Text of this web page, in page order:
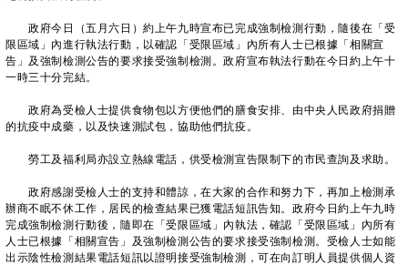
政府今日（五月六日）約上午九時宣布已完成強制檢測行動，隨後在「受
限區域」內進行執法行動，以確認「受限區域」內所有人士已根據「相關宣
告」及強制檢測公告的要求接受強制檢測。政府宣布執法行動在今日約上午十
一時三十分完結。
政府為受檢人士提供食物包以方便他們的膳食安排、由中央人民政府捐贈
的抗疫中成藥，以及快速測試包，協助他們抗疫。
勞工及福利局亦設立熱線電話，供受檢測宣告限制下的市民查詢及求助。
政府感謝受檢人士的支持和體諒，在大家的合作和努力下，再加上檢測承
辦商不眠不休工作，居民的檢查結果已獲電話短訊告知。政府今日約上午九時
完成強制檢測行動後，隨即在「受限區域」內執法，確認「受限區域」內所有
人士已根據「相關宣告」及強制檢測公告的要求接受強制檢測。受檢人士如能
出示陰性檢測結果電話短訊以證明接受強制檢測，可在向訂明人員提供個人資